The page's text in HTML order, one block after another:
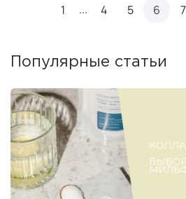
1 ... 4 5 6 7
Популярные статьи